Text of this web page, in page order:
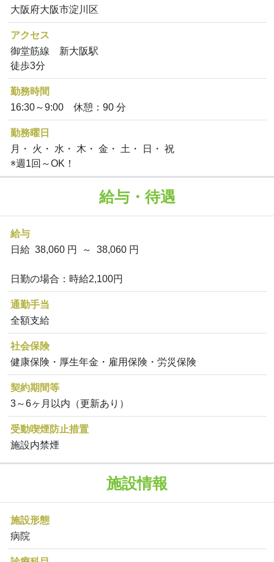
大阪府大阪市淀川区
アクセス
御堂筋線 新大阪駅
徒歩3分
勤務時間
16:30～9:00 休憩：90 分
勤務曜日
月・ 火・ 水・ 木・ 金・ 土・ 日・ 祝
※週1回～OK！
給与・待遇
給与
日給 38,060 円 ～ 38,060 円
日勤の場合：時給2,100円
通勤手当
全額支給
社会保険
健康保険・厚生年金・雇用保険・労災保険
契約期間等
3～6ヶ月以内（更新あり）
受動喫煙防止措置
施設内禁煙
施設情報
施設形態
病院